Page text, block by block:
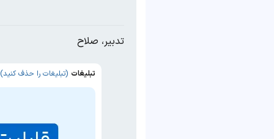
تدبیر، صلاح
تبلیغات (تبلیغات را حذف کنید)